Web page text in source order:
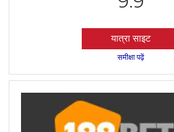
यात्रा साइट
समीक्षा पढ़ें